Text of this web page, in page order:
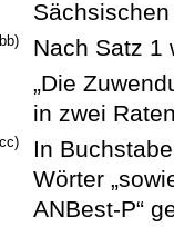
Nach Satz 1
„Die
in zwei
In
Wörter
ANBest-P“